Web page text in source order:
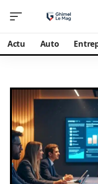
Actu Auto